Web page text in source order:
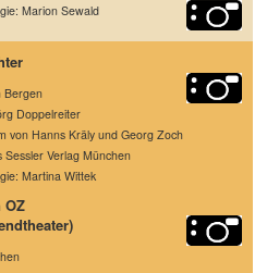
Regie: Marion Sewald
Töchter
Bergen
Doppelreiter
von Hanns Kräly und Georg Zoch
Verlag München
Martina Wittek
OZ
Jugendtheater)